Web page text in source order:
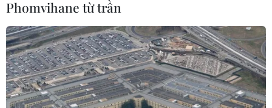
chấm dứt tâm lý trông chờ
05/08/2026 07:39
Hoàn thiện khuôn khổ pháp lý về
ngân hàng và phòng, chống rửa tiền
Phomvihane từ trần